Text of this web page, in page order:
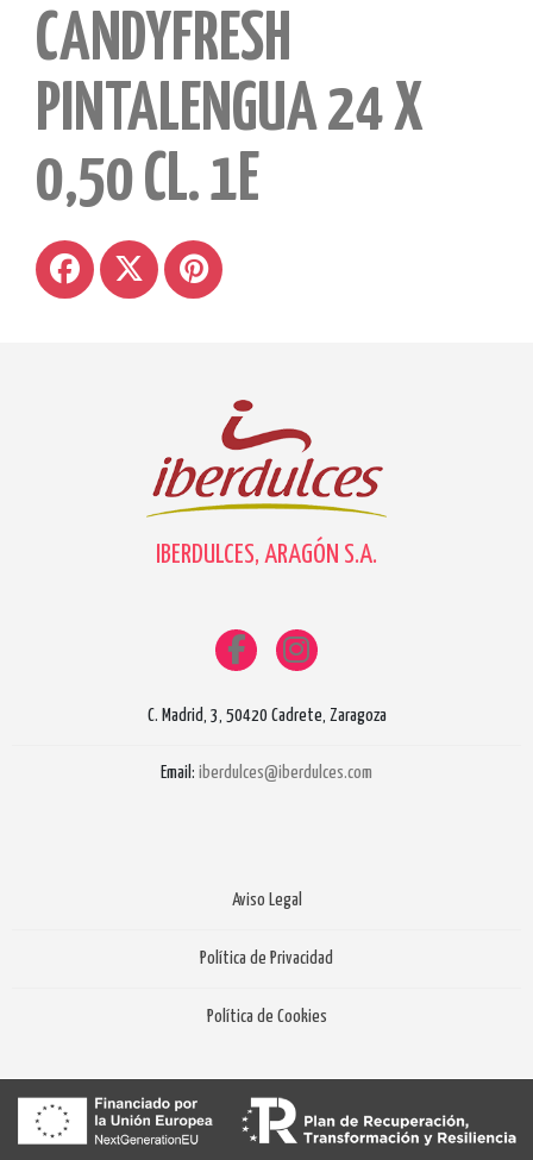
CANDYFRESH
PINTALENGUA 24 X
0,50 CL. 1E
IBERDULCES, ARAGÓN S.A.
C. Madrid, 3, 50420 Cadrete, Zaragoza
Email: iberdulces@iberdulces.com
Aviso Legal
Política de Privacidad
Política de Cookies